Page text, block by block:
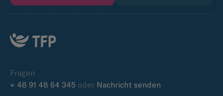
Fragen
+ 48 91 48 64 345 oder Nachricht senden